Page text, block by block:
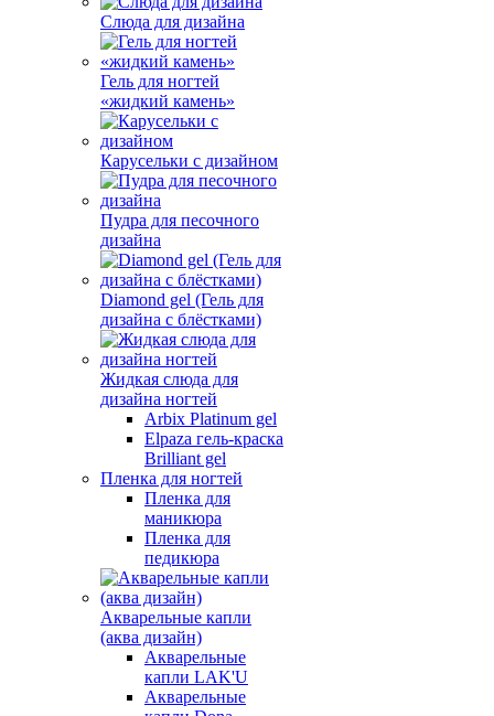
Слюда для дизайна
Гель для ногтей
«жидкий камень»
Карусельки с дизайном
Пудра для песочного
дизайна
Diamond gel (Гель для
дизайна с блёстками)
Жидкая слюда для
дизайна ногтей
Arbix Platinum gel
Elpaza гель-краска
Brilliant gel
Пленка для ногтей
Пленка для
маникюра
Пленка для
педикюра
Акварельные капли
(аква дизайн)
Акварельные
капли LAK'U
Акварельные